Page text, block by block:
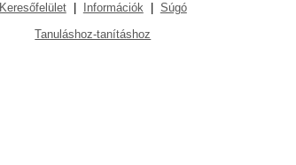
Keresőfelület| Információk| Súgó
Tanuláshoz-tanításhoz